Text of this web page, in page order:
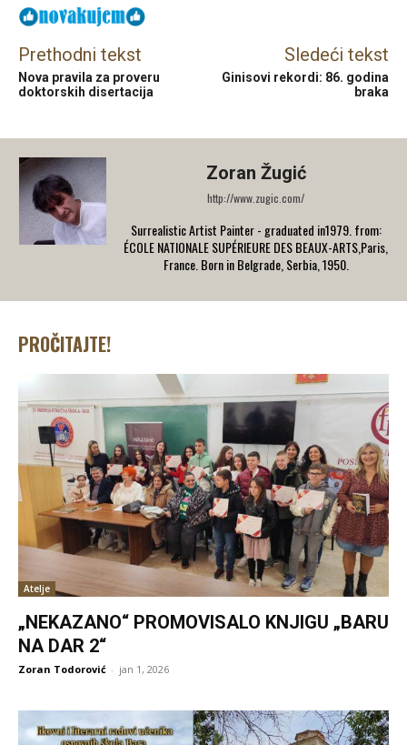
Prethodni tekst
Nova pravila za proveru
doktorskih disertacija
Sledeći tekst
Ginisovi rekordi: 86. godina
braka
Zoran Žugić
http://www.zugic.com/
Surrealistic Artist Painter - graduated in1979. from:
ÉCOLE NATIONALE SUPÉRIEURE DES BEAUX-ARTS,Paris,
France. Born in Belgrade, Serbia, 1950.
PROČITAJTE!
Atelje
„NEKAZANO“ PROMOVISALO KNJIGU „BARU
NA DAR 2“
Zoran Todorović - jan 1, 2026